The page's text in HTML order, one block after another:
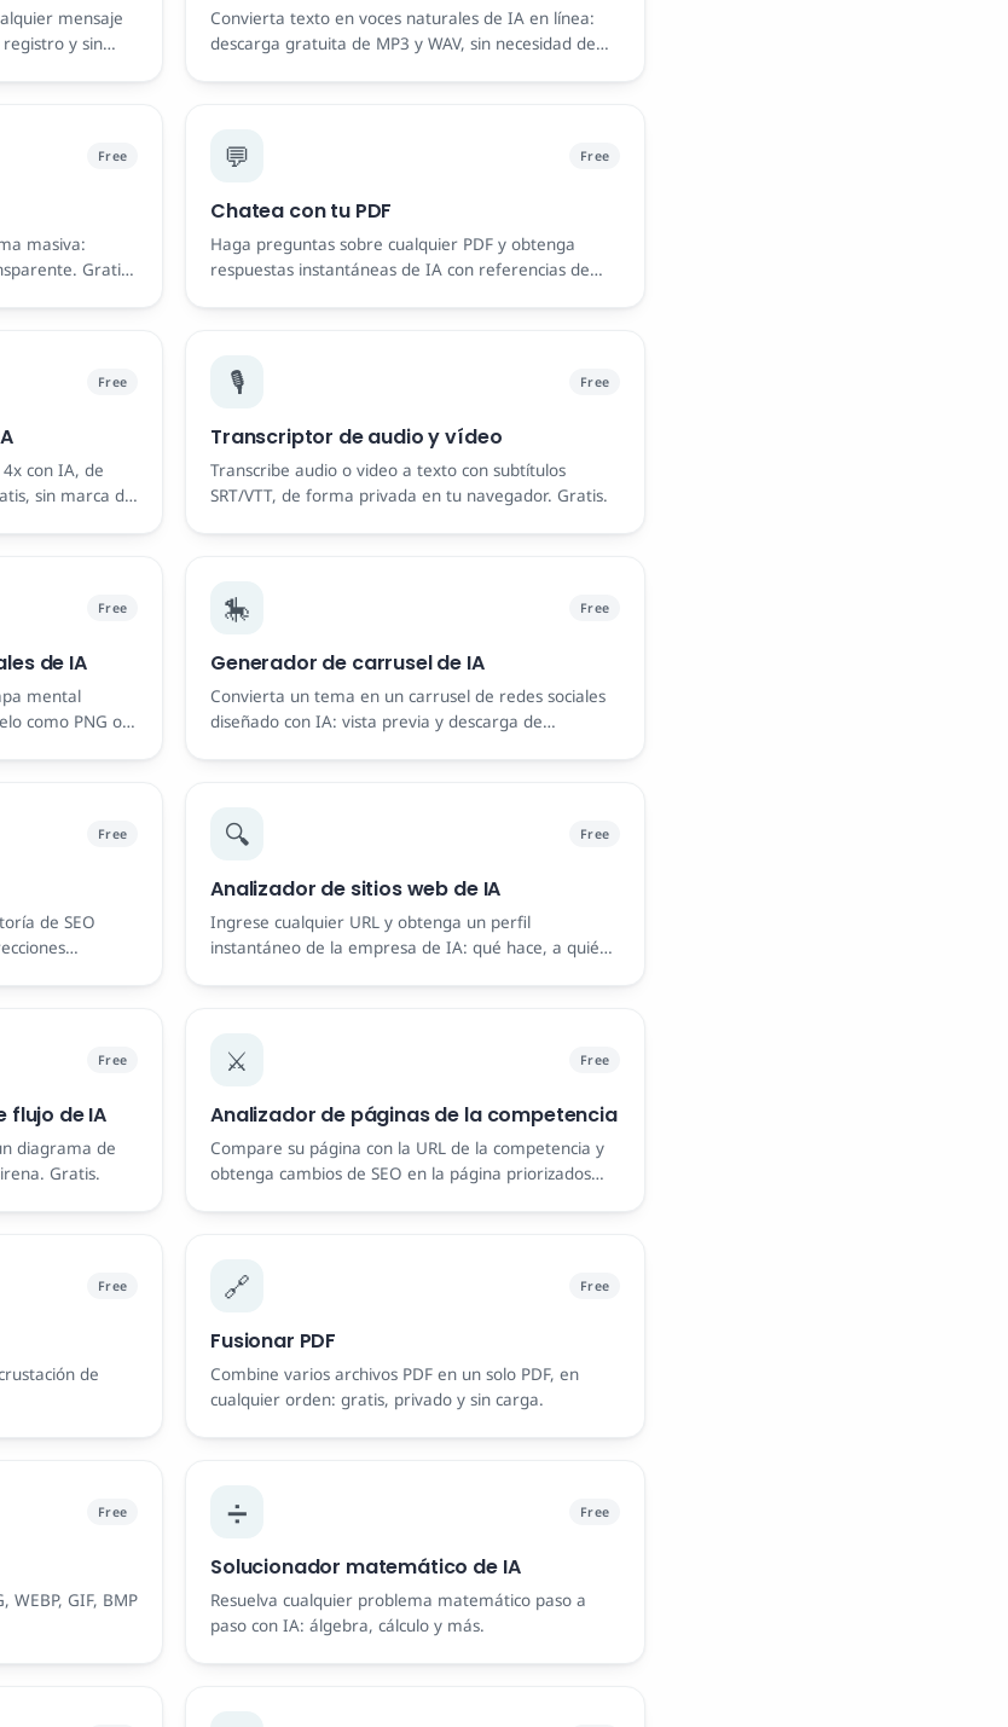
mensaje
registro y sin
Convierta texto en voces naturales de IA en línea:
descarga gratuita de MP3 y WAV, sin necesidad de
Free
masiva:
Gratis,
💬 Free
Chatea con tu PDF
Haga preguntas sobre cualquier PDF y obtenga
respuestas instantáneas de IA con referencias de
Free
con IA, de
sin marca de
🎙️ Free
Transcriptor de audio y vídeo
Transcribe audio o video a texto con subtítulos
SRT/VTT, de forma privada en tu navegador. Gratis.
Free
de IA
mental
como PNG o
🎠 Free
Generador de carrusel de IA
Convierta un tema en un carrusel de redes sociales
diseñado con IA: vista previa y descarga de
Free
de SEO
🔍 Free
Analizador de sitios web de IA
Ingrese cualquier URL y obtenga un perfil
instantáneo de la empresa de IA: qué hace, a quién
Free
flujo de IA
diagrama de
Gratis.
⚔️ Free
Analizador de páginas de la competencia
Compare su página con la URL de la competencia y
obtenga cambios de SEO en la página priorizados
Free
de
🔗 Free
Fusionar PDF
Combine varios archivos PDF en un solo PDF, en
cualquier orden: gratis, privado y sin carga.
Free
WEBP, GIF, BMP
➗ Free
Solucionador matemático de IA
Resuelva cualquier problema matemático paso a
paso con IA: álgebra, cálculo y más.